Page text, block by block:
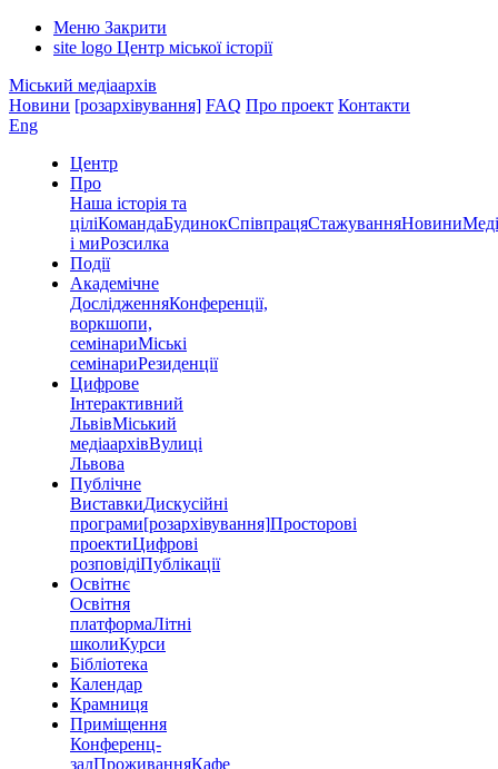
Меню Закрити
site logo Центр міської історії
Міський медіаархів
Новини [розархівування] FAQ Про проект Контакти
Eng
Центр
Про
Наша історія та
ціліКомандаБудинокСпівпрацяСтажуванняНовини
і миРозсилка
Події
Академічне
ДослідженняКонференції,
воркшопи,
семінариМіські
семінариРезиденції
Цифрове
Інтерактивний
ЛьвівМіський
медіаархівВулиці
Львова
Публічне
ВиставкиДискусійні
програми[розархівування]Просторові
проектиЦифрові
розповідіПублікації
Освітнє
Освітня
платформаЛітні
школиКурси
Бібліотека
Календар
Крамниця
Приміщення
Конференц-
залПроживанняКафе